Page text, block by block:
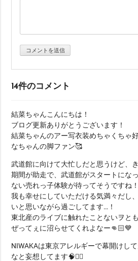
シ
ョ
ン
14件のコメント
結菜ちゃんこんにちは！
ブログ更新ありがとうございます！
結菜ちゃんのアー写衣装めちゃくちゃ
なちゃんの脚ファン🥰
武道館に向けて大忙しだと思うけど、
期間が助走で、武道館がスタートにな
ない売れっ子体験が待ってそうですね
我も幸せにしていただける気満々だし
いと思いながら過ごしてます…！
東北産のライブに触れたことないヲと
ぜってぇに沼らせてくれよなー‪👊🏻💙
NIWAKAは東京アレルギーで幕開けし
なと妄想してます🧠❤️‍🔥